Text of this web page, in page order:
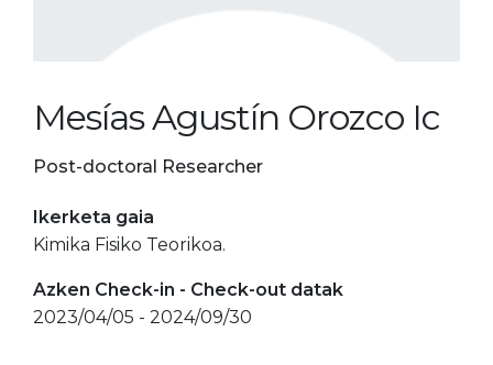
Mesías Agustín Orozco Ic
Post-doctoral Researcher
Ikerketa gaia
Kimika Fisiko Teorikoa.
Azken Check-in - Check-out datak
2023/04/05 - 2024/09/30